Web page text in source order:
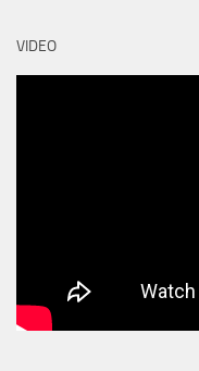
VIDEO